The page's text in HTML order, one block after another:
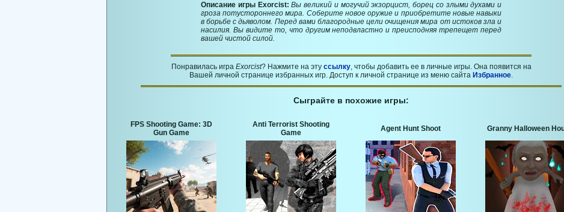
Описание игры Exorcist:Вы великий и могучий экзорцист, борец со злыми духами и
гроза потустороннего мира. Соберите новое оружие и приобретите новые навыки
в борьбе с дьяволом. Перед вами благородные цели очищения мира от истоков зла и
насилия. Вы видите то, что другим неподвластно и преисподняя трепещет перед
вашей чистой силой.
Понравилась игра Exorcist? Нажмите на эту ссылку, чтобы добавить ее в личные игры. Она появится на
Вашей личной странице избранных игр. Доступ к личной странице из меню сайта Избранное.
Сыграйте в похожие игры:
FPS Shooting Game: 3D
Gun Game
Anti Terrorist Shooting
Game
Agent Hunt Shoot Granny Halloween